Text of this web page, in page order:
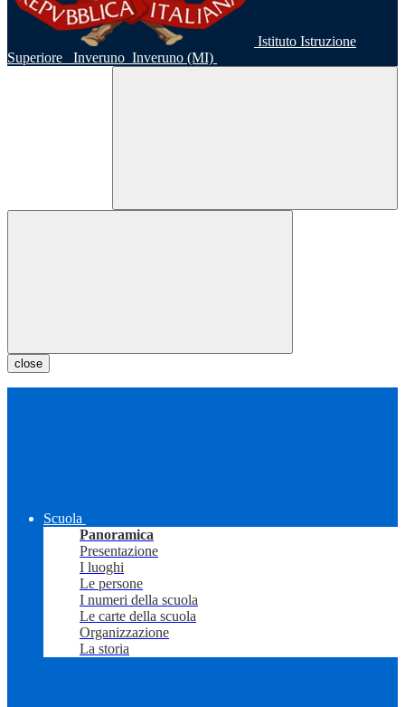
Istituto Istruzione
Superiore
Inveruno Inveruno (MI)
close
Scuola
Panoramica
Presentazione
I luoghi
Le persone
I numeri della scuola
Le carte della scuola
Organizzazione
La storia